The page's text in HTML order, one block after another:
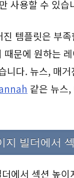
사용할 수 있습
진 템플릿은 부
때문에 원하는
니다. 뉴스, 매
같은 뉴스
지 빌더에서
에서 섹션 높